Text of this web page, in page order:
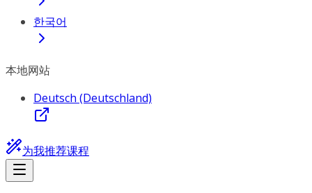
한국어
本地网站
Deutsch (Deutschland)
为我推荐课程